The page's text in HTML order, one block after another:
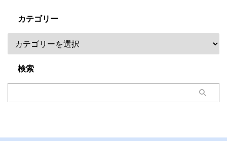
カテゴリー
検索